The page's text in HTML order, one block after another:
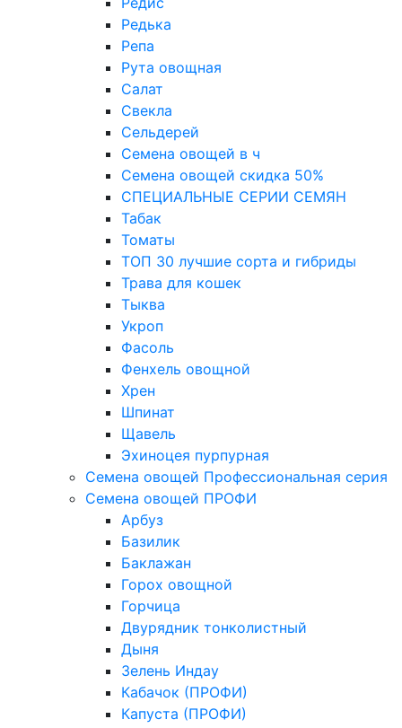
Редька
Репа
Рута овощная
Салат
Свекла
Сельдерей
Семена овощей в ч
Семена овощей скидка 50%
СПЕЦИАЛЬНЫЕ СЕРИИ СЕМЯН
Табак
Томаты
ТОП 30 лучшие сорта и гибриды
Трава для кошек
Тыква
Укроп
Фасоль
Фенхель овощной
Хрен
Шпинат
Щавель
Эхиноцея пурпурная
Семена овощей Профессиональная серия
Семена овощей ПРОФИ
Арбуз
Базилик
Баклажан
Горох овощной
Горчица
Двурядник тонколистный
Дыня
Зелень Индау
Кабачок (ПРОФИ)
Капуста (ПРОФИ)